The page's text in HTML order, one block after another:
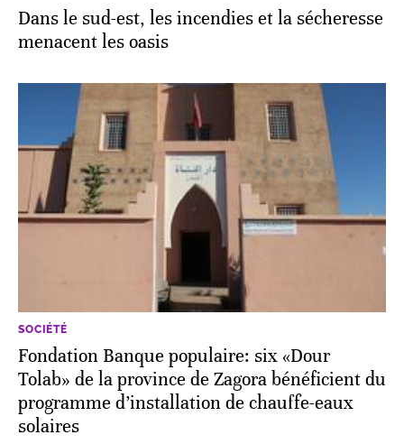
Dans le sud-est, les incendies et la sécheresse
menacent les oasis
SOCIÉTÉ
Fondation Banque populaire: six «Dour
Tolab» de la province de Zagora bénéficient du
programme d’installation de chauffe-eaux
solaires